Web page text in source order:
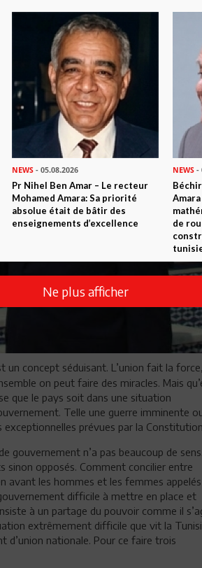
un concept séduisant. L’union fait la force,
on peut faire des miracles. Mais
que le pays soit dans une situation
Telle une guerre imminente
prévues par la
gouvernement n’a pas beaucoup de sens.
opposés. Comment concilier entre
avant les hommes et les femmes
difficile à mettre en place et
à un partage du pouvoir comme il
extrêmement difficile que vit la
d’union nationale. Pour ce faire trois
NEWS - 05.08.2026
Pr Nihel Ben Amar – Le recteur
Mohamed Amara: Sa priorité
absolue était de bâtir des
enseignements d’excellence
NEWS-
de
Ne plus afficher